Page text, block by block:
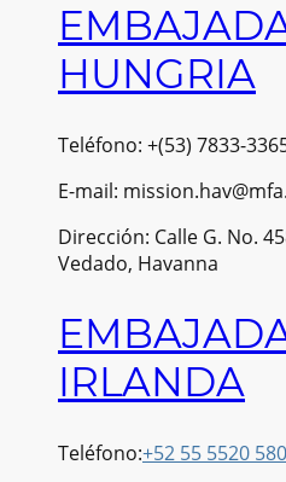
HUNGRIA
Teléfono: +(53) 7833-
E-mail:
Dirección: Calle G. No.
Vedado, Havanna
IRLANDA
Teléfono:+52 55 5520